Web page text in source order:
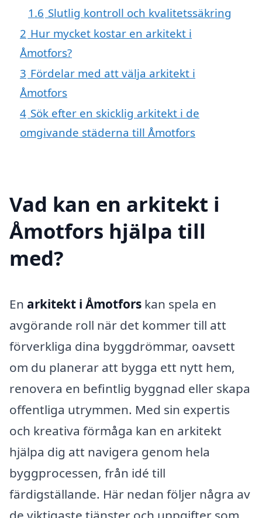
1.6 Slutlig kontroll och kvalitetssäkring
2 Hur mycket kostar en arkitekt i
Åmotfors?
3 Fördelar med att välja arkitekt i
Åmotfors
4 Sök efter en skicklig arkitekt i de
omgivande städerna till Åmotfors
Vad kan en arkitekt i
Åmotfors hjälpa till
med?
En arkitekt i Åmotfors kan spela en
avgörande roll när det kommer till att
förverkliga dina byggdrömmar, oavsett
om du planerar att bygga ett nytt hem,
renovera en befintlig byggnad eller skapa
offentliga utrymmen. Med sin expertis
och kreativa förmåga kan en arkitekt
hjälpa dig att navigera genom hela
byggprocessen, från idé till
färdigställande. Här nedan följer några av